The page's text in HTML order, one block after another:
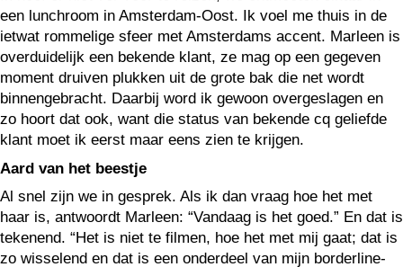
een lunchroom in Amsterdam-Oost. Ik voel me thuis in de
ietwat rommelige sfeer met Amsterdams accent. Marleen is
overduidelijk een bekende klant, ze mag op een gegeven
moment druiven plukken uit de grote bak die net wordt
binnengebracht. Daarbij word ik gewoon overgeslagen en
zo hoort dat ook, want die status van bekende cq geliefde
klant moet ik eerst maar eens zien te krijgen.
Aard van het beestje
Al snel zijn we in gesprek. Als ik dan vraag hoe het met
haar is, antwoordt Marleen: “Vandaag is het goed.” En dat is
tekenend. “Het is niet te filmen, hoe het met mij gaat; dat is
zo wisselend en dat is een onderdeel van mijn borderline-